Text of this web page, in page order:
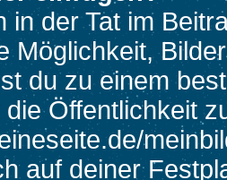
in der Tat im
Möglichkeit,
du zu einem
Öffentlichkeit
auf deiner